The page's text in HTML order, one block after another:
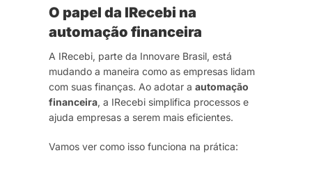
O papel da IRecebi na
automação financeira
A IRecebi, parte da Innovare Brasil, está
mudando a maneira como as empresas lidam
com suas finanças. Ao adotar a automação
financeira, a IRecebi simplifica processos e
ajuda empresas a serem mais eficientes.
Vamos ver como isso funciona na prática: